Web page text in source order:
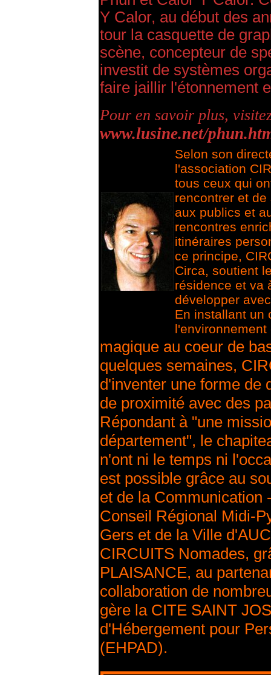
Y Calor, au début des
tour la casquette de
scène, concepteur de
investit de systèmes
faire jaillir l'étonnement
Pour en savoir plus,
www.lusine.net/
Selon son
l'association
tous ceux qui
rencontrer et
aux publics et
rencontres
itinéraires
ce principe,
Circa, soutient
résidence et va
développer
En installant un
magique au coeur de
quelques semaines,
d'inventer une forme de
de proximité avec des
Répondant à "une
département", le
n'ont ni le temps ni
est possible grâce au
et de la Communication
Conseil Régional Midi-
Gers et de la Ville
CIRCUITS Nomades,
PLAISANCE, au
collaboration de
gère la CITE SAINT
d'Hébergement pour
(EHPAD).